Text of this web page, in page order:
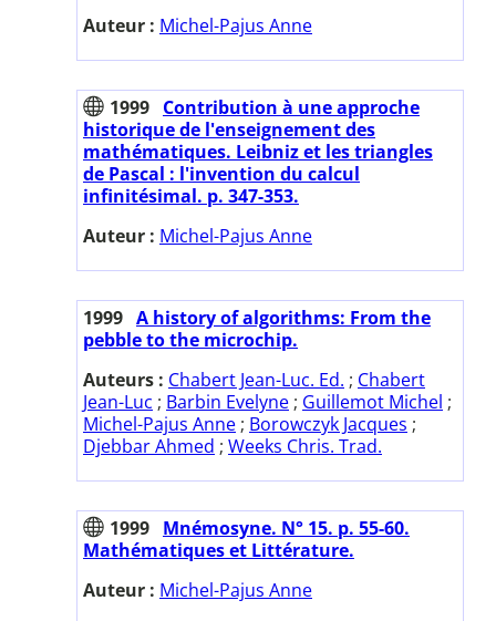
Auteur : Michel-Pajus Anne
1999 Contribution à une approche
historique de l'enseignement des
mathématiques. Leibniz et les triangles
de Pascal : l'invention du calcul
infinitésimal. p. 347-353.
Auteur : Michel-Pajus Anne
1999 A history of algorithms: From the
pebble to the microchip.
Auteurs : Chabert Jean-Luc. Ed. ; Chabert
Jean-Luc ; Barbin Evelyne ; Guillemot Michel ;
Michel-Pajus Anne ; Borowczyk Jacques ;
Djebbar Ahmed ; Weeks Chris. Trad.
1999 Mnémosyne. N° 15. p. 55-60.
Mathématiques et Littérature.
Auteur : Michel-Pajus Anne